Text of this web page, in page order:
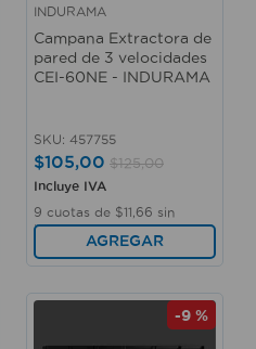
INDURAMA
Campana Extractora de
pared de 3 velocidades
CEI-60NE - INDURAMA
SKU: 457755
$105,00 $125,00
Incluye IVA
9 cuotas de $11 66 sin
interés
AGREGAR
-9 %